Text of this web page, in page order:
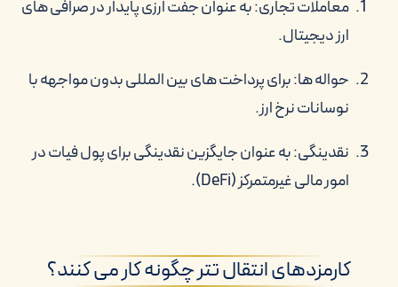
معاملات تجاری: به عنوان جفت ارزی پایدار در صرافی های
ارز دیجیتال.
حواله ها: برای پرداخت های بین المللی بدون مواجهه با
نوسانات نرخ ارز.
نقدینگی: به عنوان جایگزین نقدینگی برای پول فیات در
امور مالی غیرمتمرکز (DeFi).
کارمزدهای انتقال تتر چگونه کار می کنند؟